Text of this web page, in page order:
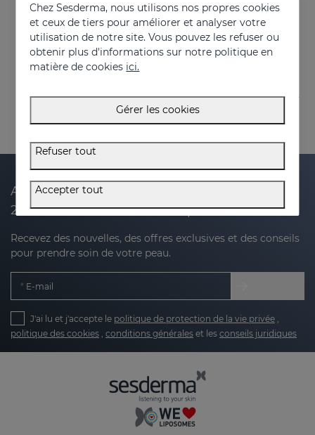
OXYSES Mist
De l’énergie en mouvement
26.95 €
Abonnez-vous à notre newsletter et recevez
20 % de réduction sur votre prochain achat
Recevez des nouvelles, des offres exclusives et des conseils
pour prendre soin de votre peau.
E-mail
J'ai lu et j'accepte le politique de protection de la vie privée ,
politique des cookies , conditions générales et les conseils juridiques
Chez Sesderma, nous utilisons nos propres cookies
et ceux de tiers pour améliorer et analyser votre
utilisation de notre site. Vous pouvez les refuser ou
obtenir plus d'informations sur notre politique en
matière de cookies ici.
Gérer les cookies
Refuser tout
Accepter tout